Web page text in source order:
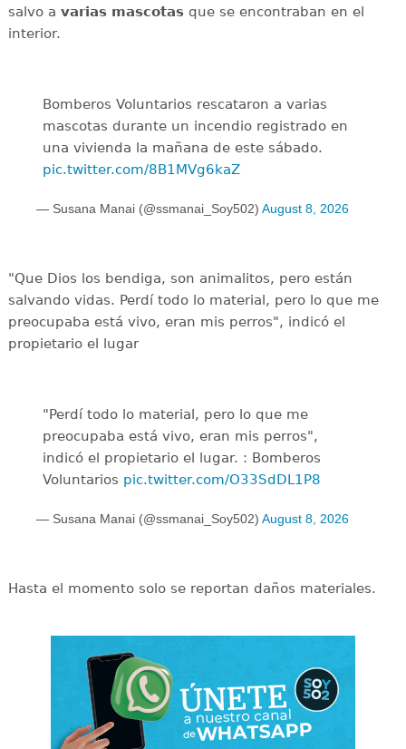
salvo a varias mascotasque se encontraban en el
interior.
Bomberos Voluntarios rescataron a varias
mascotas durante un incendio registrado en
una vivienda la mañana de este sábado.
pic.twitter.com/8B1MVg6kaZ
— Susana Manai (@ssmanai_Soy502) August 8, 2026
"Que Dios los bendiga, son animalitos, pero están
salvando vidas. Perdí todo lo material, pero lo que me
preocupaba está vivo, eran mis perros", indicó el
propietario el lugar
"Perdí todo lo material, pero lo que me
preocupaba está vivo, eran mis perros",
indicó el propietario el lugar. : Bomberos
Voluntarios pic.twitter.com/O33SdDL1P8
— Susana Manai (@ssmanai_Soy502) August 8, 2026
Hasta el momento solo se reportan daños materiales.